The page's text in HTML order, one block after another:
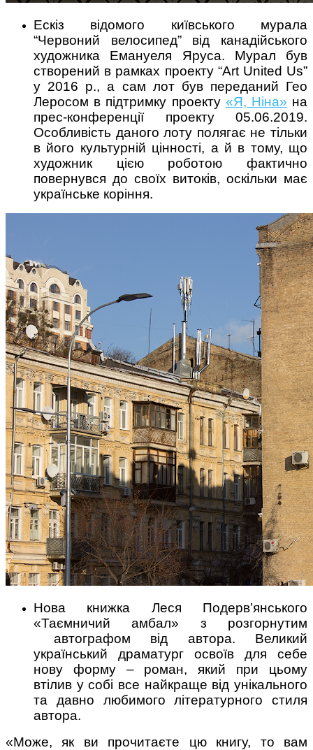
Ескіз відомого київського мурала
“Червоний велосипед” від канадійського
художника Емануеля Яруса. Мурал був
створений в рамках проекту “Art United Us”
у 2016 р., а сам лот був переданий Гео
Леросом в підтримку проекту «Я, Ніна» на
прес-конференції проекту 05.06.2019.
Особливість даного лоту полягає не тільки
в його культурній цінності, а й в тому, що
художник цією роботою фактично
повернувся до своїх витоків, оскільки має
українське коріння.
Нова книжка Леся Подерв’янського
«Таємничий амбал» з розгорнутим
автографом від автора. Великий
український драматург освоїв для себе
нову форму – роман, який при цьому
втілив у собі все найкраще від унікального
та давно любимого літературного стиля
автора.
«Може, як ви прочитаєте цю книгу, то вам